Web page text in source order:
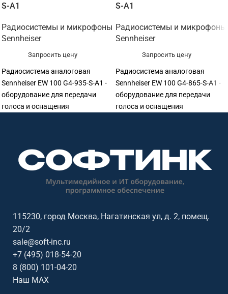
S-A1
Радиосистемы и микрофоны
Sennheiser
Запросить цену
Радиосистема аналоговая
Sennheiser EW 100 G4-935-S-A1 -
оборудование для передачи
голоса и оснащения
центров, ресепшен и рабочих
мест сотрудников. Софтинк
оборудование под задачу,
бюджет. Особенности: бренд
S-A1
Радиосистемы и микрофоны
Sennheiser
Запросить цену
Радиосистема аналоговая
Sennheiser EW 100 G4-865-S-A1 -
оборудование для передачи
голоса и оснащения
центров, ресепшен и рабочих
мест сотрудников. Софтинк
помогает подобрать
оборудование под задачу,
бюджет. Особенности: бренд
115230, город Москва, Нагатинская ул, д. 2, помещ.
20/2
sale@soft-inc.ru
+7 (495) 018-54-20
8 (800) 101-04-20
Наш MAX